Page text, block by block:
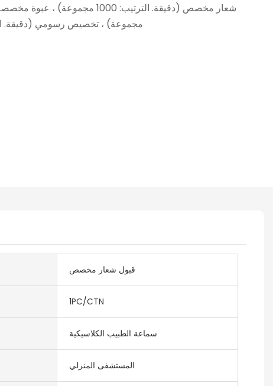
مجموعة) ، تخصيص رسومي (دقيقة. الترتيب:
قبول شعار مخصص
1PC/CTN
سماعة الطبيب الكلاسيكية
المستشفى المنزلي